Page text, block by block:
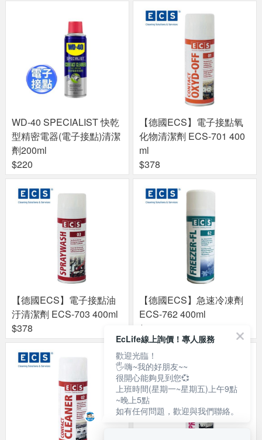
WD-40 SPECIALIST 快乾
型精密電器(電子接點)清潔
劑200ml
$220
【德國ECS】電子接點氧
化物清潔劑 ECS-701 400
ml
$378
【德國ECS】電子接點油
汙清潔劑 ECS-703 400ml
$378
【德國ECS】急速冷凍劑
ECS-762 400ml
$588
EcLife線上詢價！專人服務
歡迎光臨！
🖐嗨~我的好朋友~~
很開心能夠見到您💞
上班時間(星期一~星期五)上午9點
~晚上5點
如有任何問題，歡迎與我們聯絡。